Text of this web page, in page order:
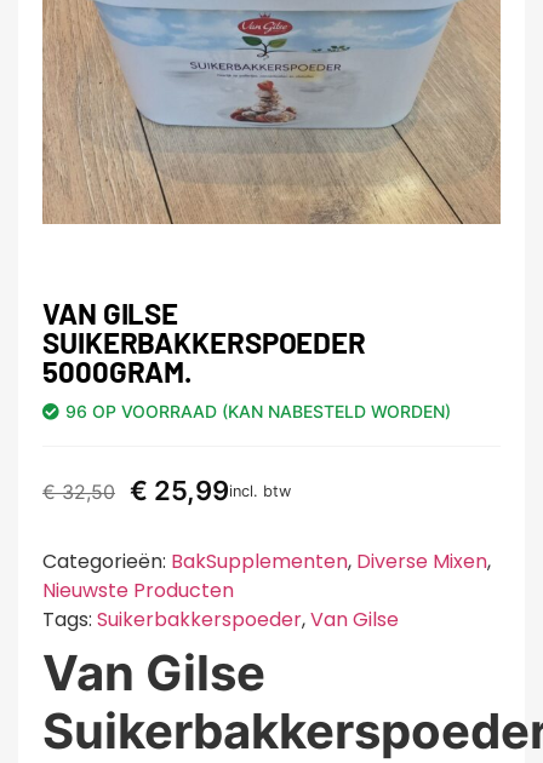
VAN GILSE
SUIKERBAKKERSPOEDER
5000GRAM.
96 OP VOORRAAD (KAN NABESTELD WORDEN)
€32,50 € 25,99incl. btw
Categorieën: BakSupplementen, Diverse Mixen,
Nieuwste Producten
Tags: Suikerbakkerspoeder,Van Gilse
Van Gilse